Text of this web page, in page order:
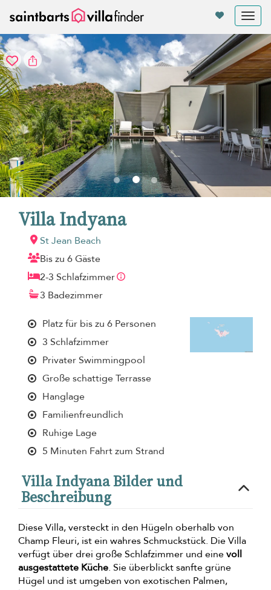
Villa Indyana
St Jean Beach
Bis zu 6 Gäste
2-3 Schlafzimmer
3 Badezimmer
Platz für bis zu 6 Personen
3 Schlafzimmer
Privater Swimmingpool
Große schattige Terrasse
Hanglage
Familienfreundlich
Ruhige Lage
5 Minuten Fahrt zum Strand
Villa Indyana Bilder und
Beschreibung
Diese Villa, versteckt in den Hügeln oberhalb von
Champ Fleuri, ist ein wahres Schmuckstück. Die Villa
verfügt über drei große Schlafzimmer und einevoll
ausgestattete Küche. Sie überblickt sanfte grüne
Hügel und ist umgeben von exotischen Palmen,
Cookie-Einstellungen